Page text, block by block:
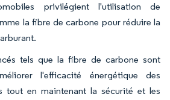
privilégient l'utilisation de
la fibre de carbone pour réduire la
tels que la fibre de carbone sont
l'efficacité énergétique des
tout en maintenant la sécurité et les